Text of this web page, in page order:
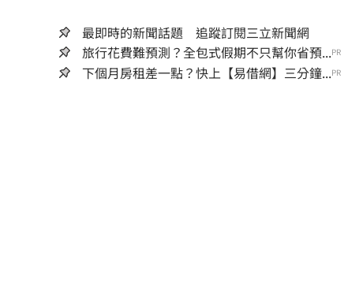
最即時的新聞話題 追蹤訂閱三立新聞網
旅行花費難預測？全包式假期不只幫你省預...PR
下個月房租差一點？快上【易借網】三分鐘...PR